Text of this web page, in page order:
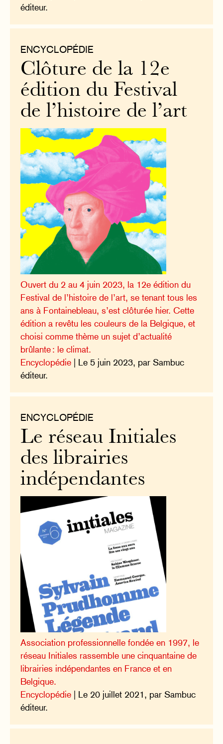
éditeur.
ENCYCLOPÉDIE
Clôture de la 12e
édition du Festival
de l’histoire de l’art
Ouvert du 2 au 4 juin 2023, la 12e édition du
Festival de l’histoire de l’art, se tenant tous les
ans à Fontainebleau, s’est clôturée hier. Cette
édition a revêtu les couleurs de la Belgique, et
choisi comme thème un sujet d’actualité
brûlante : le climat.
Encyclopédie | Le 5 juin 2023, par Sambuc
éditeur.
ENCYCLOPÉDIE
Le réseau Initiales
des librairies
indépendantes
Association professionnelle fondée en 1997, le
réseau Initiales rassemble une cinquantaine de
librairies indépendantes en France et en
Belgique.
Encyclopédie | Le 20 juillet 2021, par Sambuc
éditeur.